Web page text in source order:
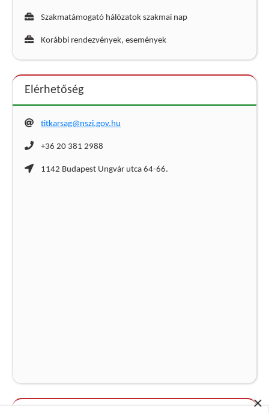
×
Szakmatámogató hálózatok szakmai nap
Korábbi rendezvények, események
Elérhetőség
titkarsag@nszi.gov.hu
+36 20 381 2988
1142 Budapest Ungvár utca 64-66.